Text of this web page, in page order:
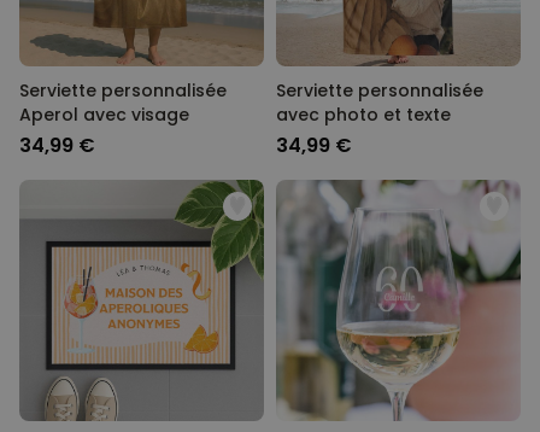
Serviette personnalisée
Aperol avec visage
34,99 €
Serviette personnalisée
avec photo et texte
34,99 €